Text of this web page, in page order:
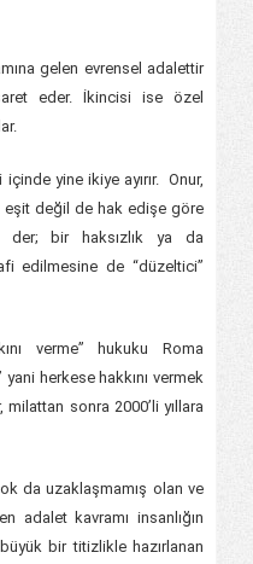
gelen evrensel adalettir
eder. İkincisi ise özel
yine ikiye ayırır. Onur,
eşit değil de hak edişe göre
der; bir haksızlık ya da
edilmesine de “düzeltici”
verme” hukuku Roma
herkese hakkını vermek
sonra 2000’li yıllara
da uzaklaşmamış olan ve
adalet kavramı insanlığın
bir titizlikle hazırlanan